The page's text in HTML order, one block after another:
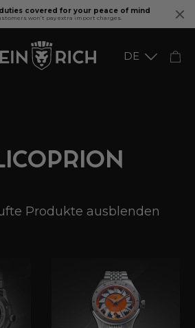
covered for your peace of mind
won’t pay extra import charges.
DE
Produkte ausblenden